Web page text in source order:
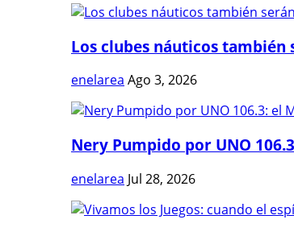
Los clubes náuticos también
enelarea Ago 3, 2026
Nery Pumpido por UNO
enelarea Jul 28, 2026